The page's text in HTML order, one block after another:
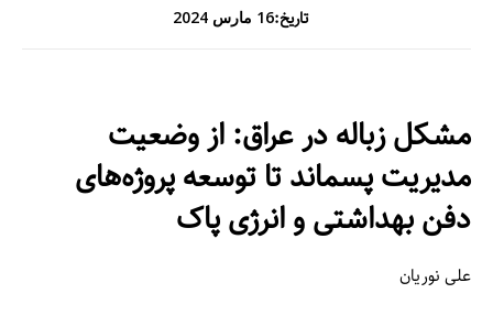
تاریخ:16 مارس 2024
مشکل زباله در عراق: از وضعیت
مدیریت پسماند تاتوسعه پروژه‌های
دفن بهداشتی و انرژی پاک
علی نوریان